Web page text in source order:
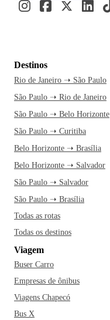
Destinos
Rio de Janeiro ➝ São Paulo
São Paulo ➝ Rio de Janeiro
São Paulo ➝ Belo Horizonte
São Paulo ➝ Curitiba
Belo Horizonte ➝ Brasília
Belo Horizonte ➝ Salvador
São Paulo ➝ Salvador
São Paulo ➝ Brasília
Todas as rotas
Todas os destinos
Viagem
Buser Carro
Empresas de ônibus
Viagens Chapecó
Bus X